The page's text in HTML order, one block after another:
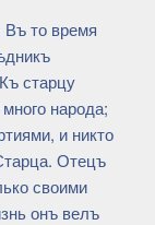
Въ то время
старцу
народа;
и никто
Отецъ
своими
онъ велъ